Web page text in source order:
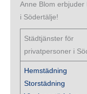
Anne Blom
i Södertälje!
Städtjänster för
privatpersoner i
Hemstädning
Storstädning